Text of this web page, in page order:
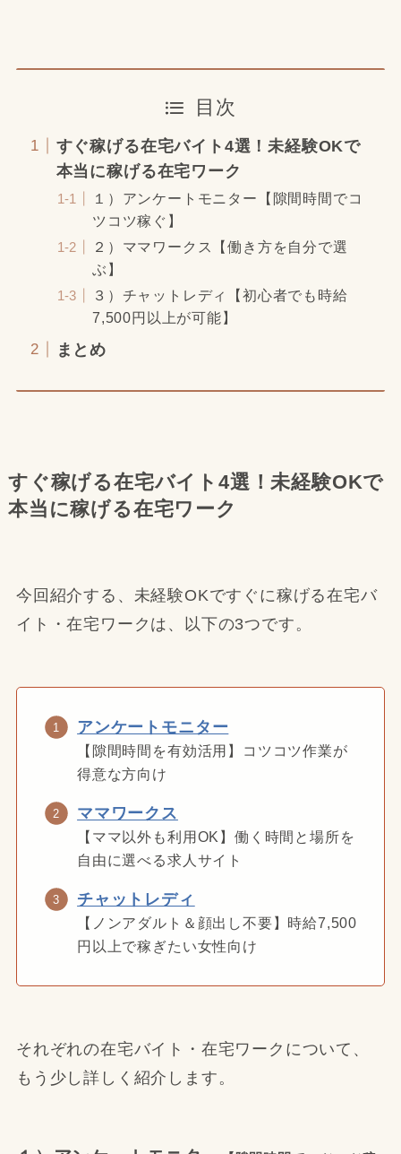
目次
すぐ稼げる在宅バイト4選！未経験OKで
本当に稼げる在宅ワーク
１）アンケートモニター【隙間時間でコ
ツコツ稼ぐ】
２）ママワークス【働き方を自分で選
ぶ】
３）チャットレディ【初心者でも時給
7,500円以上が可能】
まとめ
すぐ稼げる在宅バイト4選！未経験OKで
本当に稼げる在宅ワーク
今回紹介する、未経験OKですぐに稼げる在宅バ
イト・在宅ワークは、以下の3つです。
アンケートモニター
【隙間時間を有効活用】コツコツ作業が
得意な方向け
ママワークス
【ママ以外も利用OK】働く時間と場所を
自由に選べる求人サイト
チャットレディ
【ノンアダルト＆顔出し不要】時給7,500
円以上で稼ぎたい女性向け
それぞれの在宅バイト・在宅ワークについて、
もう少し詳しく紹介します。